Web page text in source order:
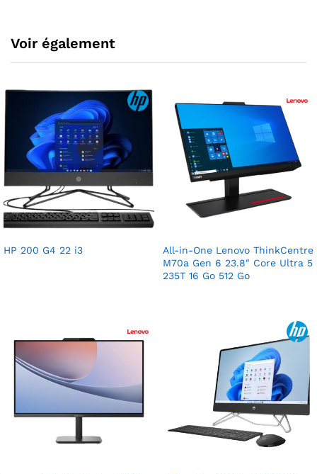
Voir également
HP 200 G4 22 i3
All-in-One Lenovo ThinkCentre
M70a Gen 6 23.8″ Core Ultra 5
235T 16 Go 512 Go